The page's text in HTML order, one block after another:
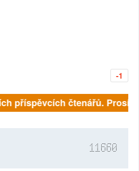
-1
příspěvcích čtenářů.
11660